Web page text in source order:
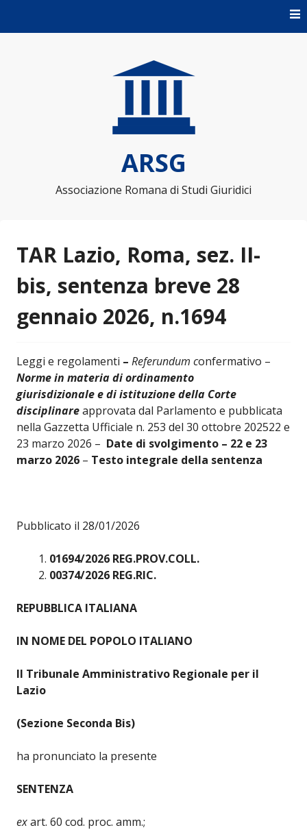
ARSG
Associazione Romana di Studi Giuridici
TAR Lazio, Roma, sez. II-
bis, sentenza breve 28
gennaio 2026, n.1694
Leggi e regolamenti – Referundum confermativo –
Norme in materia di ordinamento
giurisdizionale e di istituzione della Corte
disciplinareapprovata dal Parlamento e pubblicata
nella Gazzetta Ufficiale n. 253 del 30 ottobre 202522 e
23 marzo 2026 – Date di svolgimento – 22 e 23
marzo 2026 – Testo integrale della sentenza
Pubblicato il 28/01/2026
01694/2026 REG.PROV.COLL.
00374/2026 REG.RIC.
REPUBBLICA ITALIANA
IN NOME DEL POPOLO ITALIANO
Il Tribunale Amministrativo Regionale per il
Lazio
(Sezione Seconda Bis)
ha pronunciato la presente
SENTENZA
exart. 60 cod. proc. amm.;